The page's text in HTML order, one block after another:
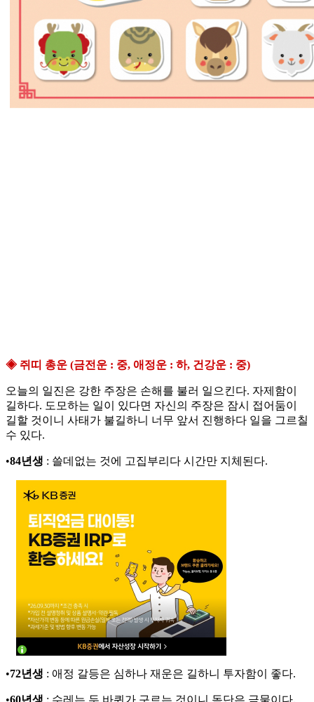
◈ 쥐띠 총운 (금전운 : 중, 애정운 : 하, 건강운 : 중)
오늘의 일진은 강한 주장은 손해를 불러 일으킨다. 자제함이
길하다. 도모하는 일이 있다면 자신의 주장은 잠시 접어둠이
길할 것이니 사태가 불길하니 너무 앞서 진행하다 일을 그르칠
수 있다.
•84년생 : 쓸데없는 것에 고집부리다 시간만 지체된다.
•72년생 : 애정 갈등은 심하나 재운은 길하니 투자함이 좋다.